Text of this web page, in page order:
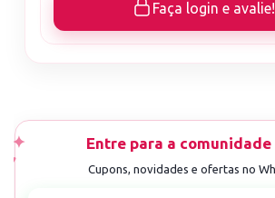
Faça login e avalie!